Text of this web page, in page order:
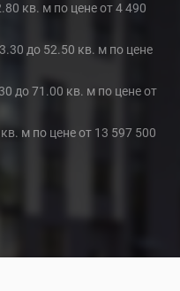
кв. м по цене от 4 490
до 52.50 кв. м по цене
до 71.00 кв. м по цене от
м по цене от 13 597 500